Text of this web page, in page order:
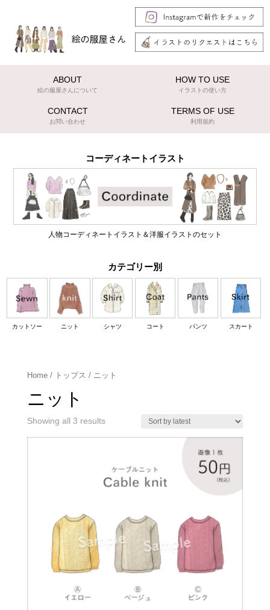
ABOUT
絵の服屋さんについて
HOW TO USE
イラストの使い方
CONTACT
お問い合わせ
TERMS OF USE
利用規約
コーディネートイラスト
人物コーディネートイラスト＆洋服イラストのセット
カテゴリー別
カットソー ニット シャツ コート パンツ スカート
Home/ トップス / ニット
ニット
Showing all 3 results